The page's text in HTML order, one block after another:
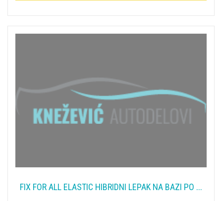
FIX FOR ALL ELASTIC HIBRIDNI LEPAK NA BAZI PO ...